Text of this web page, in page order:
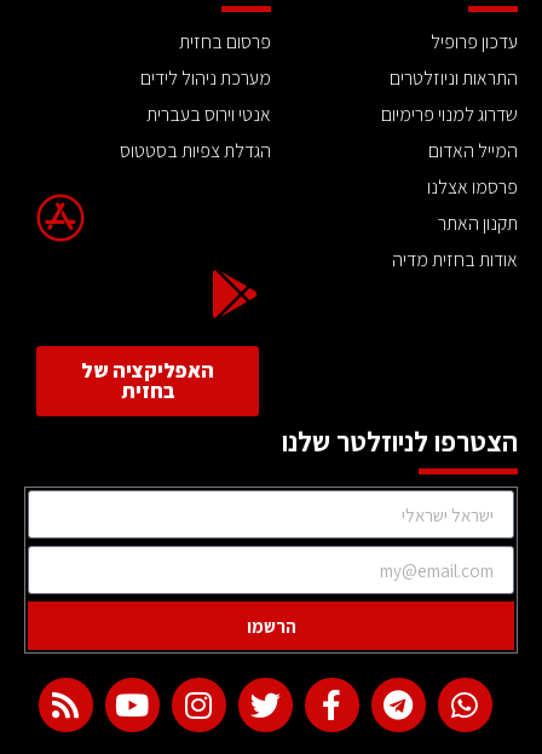
עדכון פרופיל
התראות וניוזלטרים
שדרוג למנוי פרימיום
המייל האדום
פרסמו אצלנו
תקנון האתר
אודות בחזית מדיה
פרסום בחזית
מערכת ניהול לידים
אנטי וירוס בעברית
הגדלת צפיות בסטטוס
האפליקציה של
בחזית
הצטרפו לניוזלטר שלנו
הרשמו